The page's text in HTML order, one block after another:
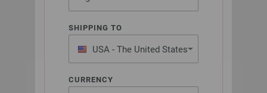
SHIPPING TO
USA - The United States
of America
CURRENCY